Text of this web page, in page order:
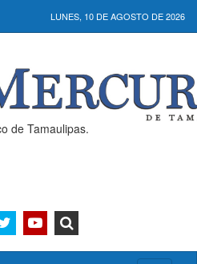
LUNES, 10 DE AGOSTO DE 2026
de Tamaulipas.